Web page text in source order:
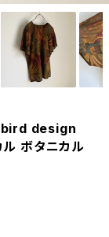
design
ボタニカル